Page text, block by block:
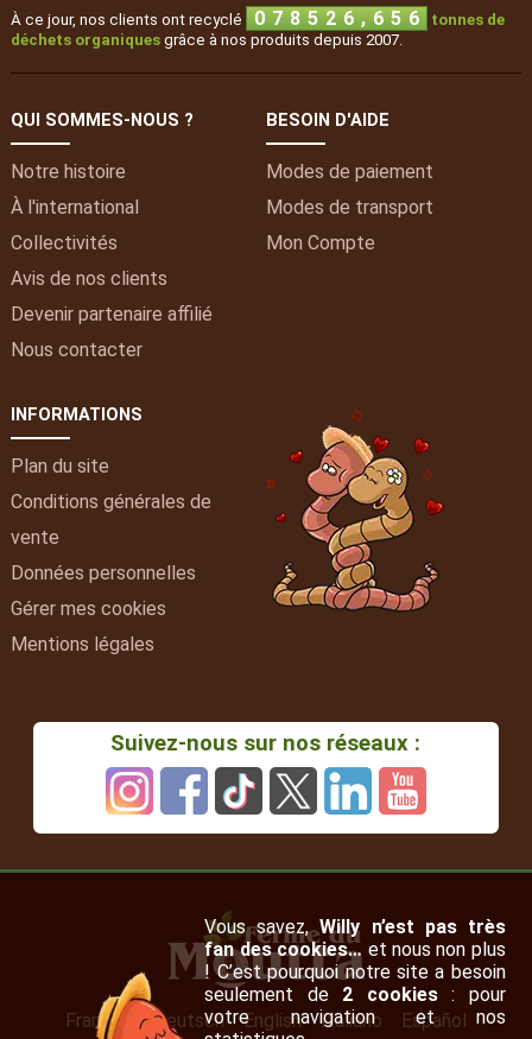
À ce jour, nos clients ont recyclé 0 7 8 5 2 6 , 6 5 6
tonnes de
déchets organiquesgrâce à nos produits depuis 2007.
QUI SOMMES-NOUS ?
Notre histoire
À l'international
Collectivités
Avis de nos clients
Devenir partenaire affilié
Nous contacter
BESOIN D'AIDE
Modes de paiement
Modes de transport
Mon Compte
INFORMATIONS
Plan du site
Conditions générales de
vente
Données personnelles
Gérer mes cookies
Mentions légales
Suivez-nous sur nos réseaux :
Français Deutsch English Italiano Español
Vous savez,Willy n’est pas très
fan des cookies… et nous non plus
! C’est pourquoi notre site a besoin
seulement de 2 cookies: pour
votre navigation et nos